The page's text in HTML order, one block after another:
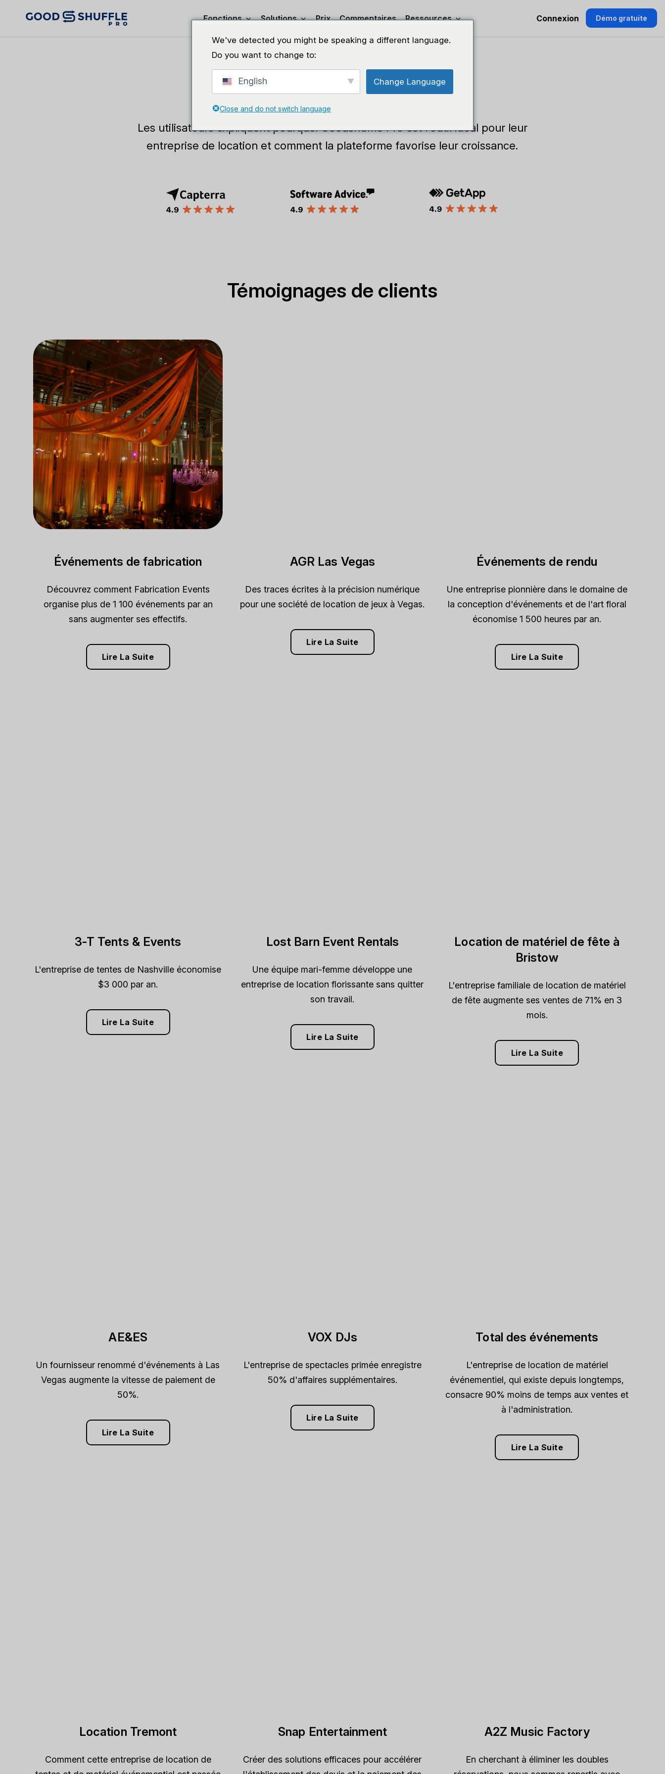
Fonctions Solutions Prix Commentaires Ressources Connexion Démo gratuite
Études de cas
Les utilisateurs expliquent pourquoi Goodshuffle Pro est l'outil idéal pour leur
entreprise de location et comment la plateforme favorise leur croissance.
Témoignages de clients
Événements de fabrication
Découvrez comment Fabrication Events
organise plus de 1 100 événements par an
sans augmenter ses effectifs.
Lire La Suite
AGR Las Vegas
Des traces écrites à la précision numérique
pour une société de location de jeux à Vegas.
Lire La Suite
Événements de rendu
Une entreprise pionnière dans le domaine de
la conception d'événements et de l'art floral
économise 1 500 heures par an.
Lire La Suite
3-T Tents & Events
L'entreprise de tentes de Nashville économise
$3 000 par an.
Lire La Suite
Lost Barn Event Rentals
Une équipe mari-femme développe une
entreprise de location florissante sans quitter
son travail.
Lire La Suite
Location de matériel de fête à
Bristow
L'entreprise familiale de location de matériel
de fête augmente ses ventes de 71% en 3
mois.
Lire La Suite
AE&ES
Un fournisseur renommé d'événements à Las
Vegas augmente la vitesse de paiement de
50%.
Lire La Suite
VOX DJs
L'entreprise de spectacles primée enregistre
50% d'affaires supplémentaires.
Lire La Suite
Total des événements
L'entreprise de location de matériel
événementiel, qui existe depuis longtemps,
consacre 90% moins de temps aux ventes et
à l'administration.
Lire La Suite
Location Tremont
Comment cette entreprise de location de
Snap Entertainment
Créer des solutions efficaces pour accélérer
A2Z Music Factory
En cherchant à éliminer les doubles
We've detected you might be speaking a different language.
Do you want to change to:
English Change Language
Close and do not switch language